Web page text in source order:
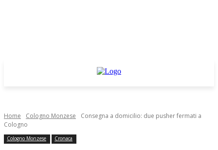
Home Cologno Monzese
Consegna a domicilio: due pusher fermati a
Cologno
Cologno Monzese Cronaca